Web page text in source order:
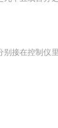
别接在控制仪